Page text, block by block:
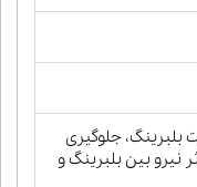
جلوگیری
نیرو بین بلبرینگ و